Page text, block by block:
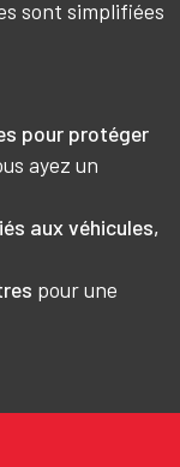
sont simplifiées
pour protéger
ayez un
aux véhicules,
pour une